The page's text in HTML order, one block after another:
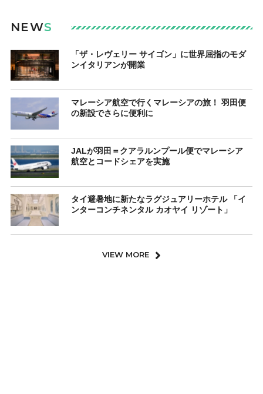
NEWS
「ザ・レヴェリー サイゴン」に世界屈指のモダ
ンイタリアンが開業
マレーシア航空で行くマレーシアの旅！ 羽田便
の新設でさらに便利に
JALが羽田＝クアラルンプール便でマレーシア
航空とコードシェアを実施
タイ避暑地に新たなラグジュアリーホテル 「イ
ンターコンチネンタル カオヤイ リゾート」
VIEW MORE